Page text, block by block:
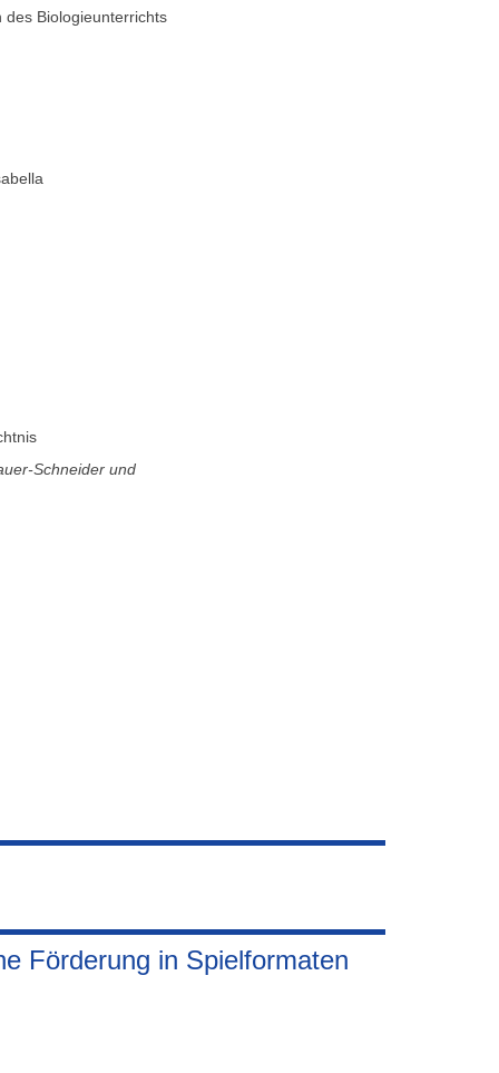
Biologieunterrichts
Schneider und
Förderung in Spielformaten